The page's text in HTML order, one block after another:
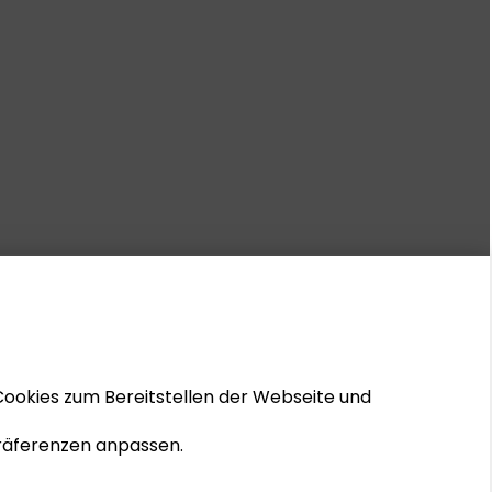
zum Bereitstellen der Webseite und
anpassen.